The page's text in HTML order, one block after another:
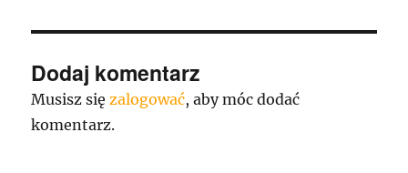
Dodaj komentarz
Musisz sięzalogować, aby móc dodać
komentarz.